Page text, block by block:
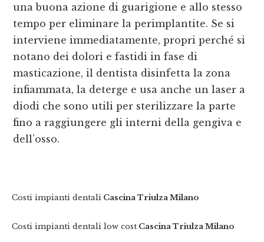
una buona azione di guarigione e allo stesso
tempo per eliminare la perimplantite. Se si
interviene immediatamente, propri perché si
notano dei dolori e fastidi in fase di
masticazione, il dentista disinfetta la zona
infiammata, la deterge e usa anche un laser a
diodi che sono utili per sterilizzare la parte
fino a raggiungere gli interni della gengiva e
dell’osso.
Costi impianti dentali Cascina Triulza Milano
Costi impianti dentali low cost Cascina Triulza Milano